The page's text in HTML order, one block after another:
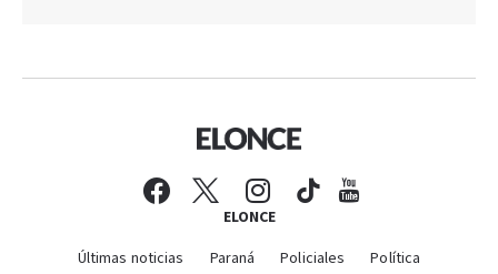
ELONCE
Últimas noticias Paraná Policiales Política